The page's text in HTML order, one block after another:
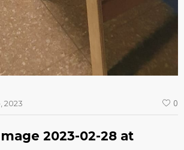
2023 0
2023-02-28 at